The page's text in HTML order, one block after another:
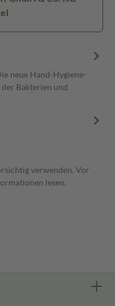
neue Hand-Hygiene-
der Bakterien und
verwenden. Vor
lesen.